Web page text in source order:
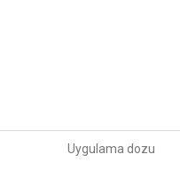
Uygulama dozu